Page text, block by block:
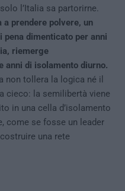
l’Italia sa partorirne.
prendere polvere, un
dimenticato per anni
riemerge
anni di isolamento diurno.
non tollera la logica né il
cieco: la semilibertà viene
in una cella d’isolamento
come se fosse un leader
una rete